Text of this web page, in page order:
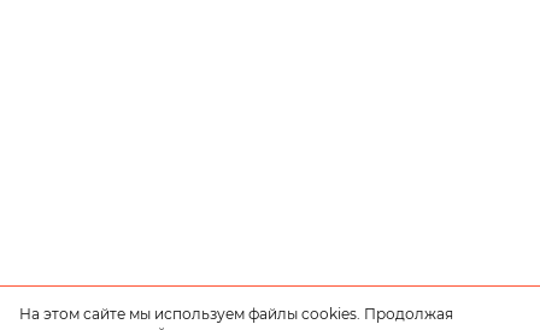
На этом сайте мы используем файлы cookies. Продолжая